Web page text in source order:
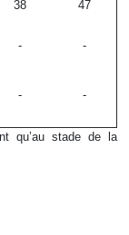
38 47
- -
- -
qu’au stade de la